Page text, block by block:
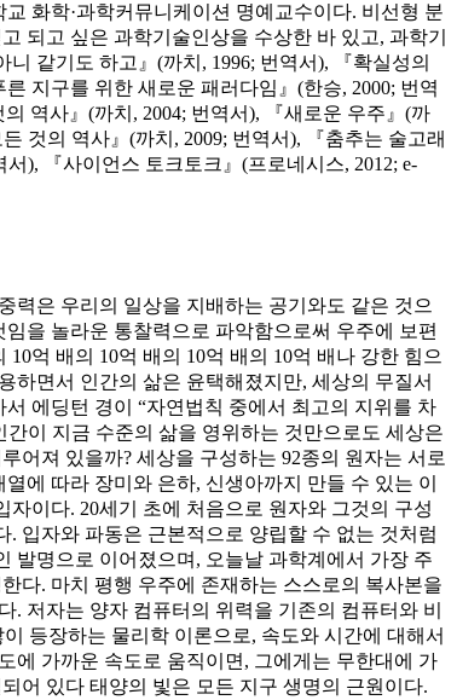
화학·과학커뮤니케이션 명예교수이다. 비선형 분
되고 싶은 과학기술인상을 수상한 바 있고, 과학기
같기도 하고』(까치, 1996; 번역서), 『확실성의
지구를 위한 새로운 패러다임』(한승, 2000; 번역
역사』(까치, 2004; 번역서), 『새로운 우주』(까
것의 역사』(까치, 2009; 번역서), 『춤추는 술고래
), 『사이언스 토크토크』(프로네시스, 2012; e-
력은 우리의 일상을 지배하는 공기와도 같은 것으
을 놀라운 통찰력으로 파악함으로써 우주에 보편
억 배의 10억 배의 10억 배의 10억 배나 강한 힘으
하면서 인간의 삶은 윤택해졌지만, 세상의 무질서
에딩턴 경이 “자연법칙 중에서 최고의 지위를 차
이 지금 수준의 삶을 영위하는 것만으로도 세상은
어져 있을까? 세상을 구성하는 92종의 원자는 서로
에 따라 장미와 은하, 신생아까지 만들 수 있는 이
이다. 20세기 초에 처음으로 원자와 그것의 구성
입자와 파동은 근본적으로 양립할 수 없는 것처럼
발명으로 이어졌으며, 오늘날 과학계에서 가장 주
다. 마치 평행 우주에 존재하는 스스로의 복사본을
저자는 양자 컴퓨터의 위력을 기존의 컴퓨터와 비
등장하는 물리학 이론으로, 속도와 시간에 대해서
에 가까운 속도로 움직이면, 그에게는 무한대에 가
어 있다 태양의 빛은 모든 지구 생명의 근원이다.